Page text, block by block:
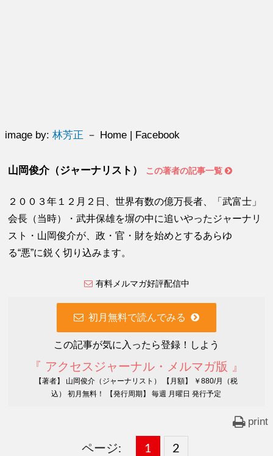
image by:林芳正 － Home | Facebook
山岡俊介（ジャーナリスト） この著者の記事一覧
２００３年１２月２日、世界有数の億万長者、「武富士」
会長（当時）・武井保雄を塀の中に追いやったジャーナリ
スト・山岡俊介が、政・官・財を始めとするあらゆ
る“悪”に鋭く切り込みます。
有料メルマガ好評配信中
初月無料で読んでみる
この記事が気に入ったら登録！しよう
『 アクセスジャーナル・メルマガ版 』
【著者】 山岡俊介（ジャーナリスト） 【月額】 ￥880/月（税
込） 初月無料！ 【発行周期】 毎週 月曜日 発行予定
print
ページ:
固
1 ,
固
2